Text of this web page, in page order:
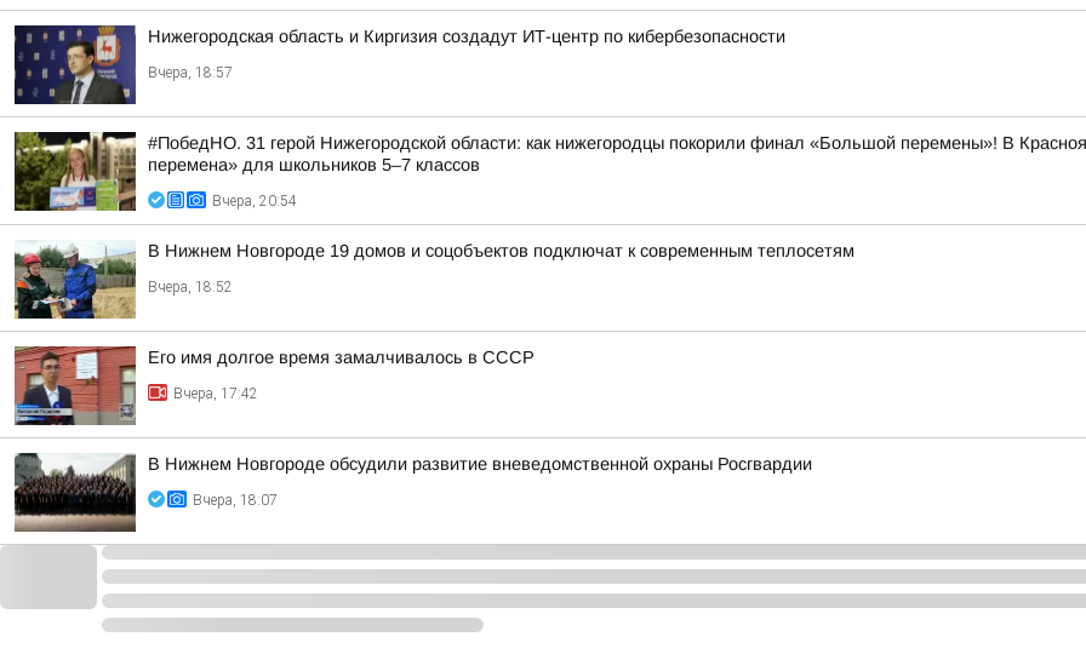
Нижегородская область и Киргизия создадут ИТ-центр по кибербезопасности
Вчера, 18:57
#ПобедНО. 31 герой Нижегородской области: как нижегородцы покорили финал «Большой перемены»! В
перемена» для школьников 5–7 классов
Вчера, 20:54
В Нижнем Новгороде 19 домов и соцобъектов подключат к современным теплосетям
Вчера, 18:52
Его имя долгое время замалчивалось в СССР
Вчера, 17:42
В Нижнем Новгороде обсудили развитие вневедомственной охраны Росгвардии
Вчера, 18:07